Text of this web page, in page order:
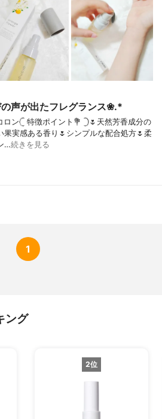
声が出たフレグランス❀.*
ン‎𓊆 特徴ポイント💐 𓊇🌷天然芳香成分の
果実感ある香り🌷シンプルな配合処方🌷柔
…続きを見る
1
ング
2位